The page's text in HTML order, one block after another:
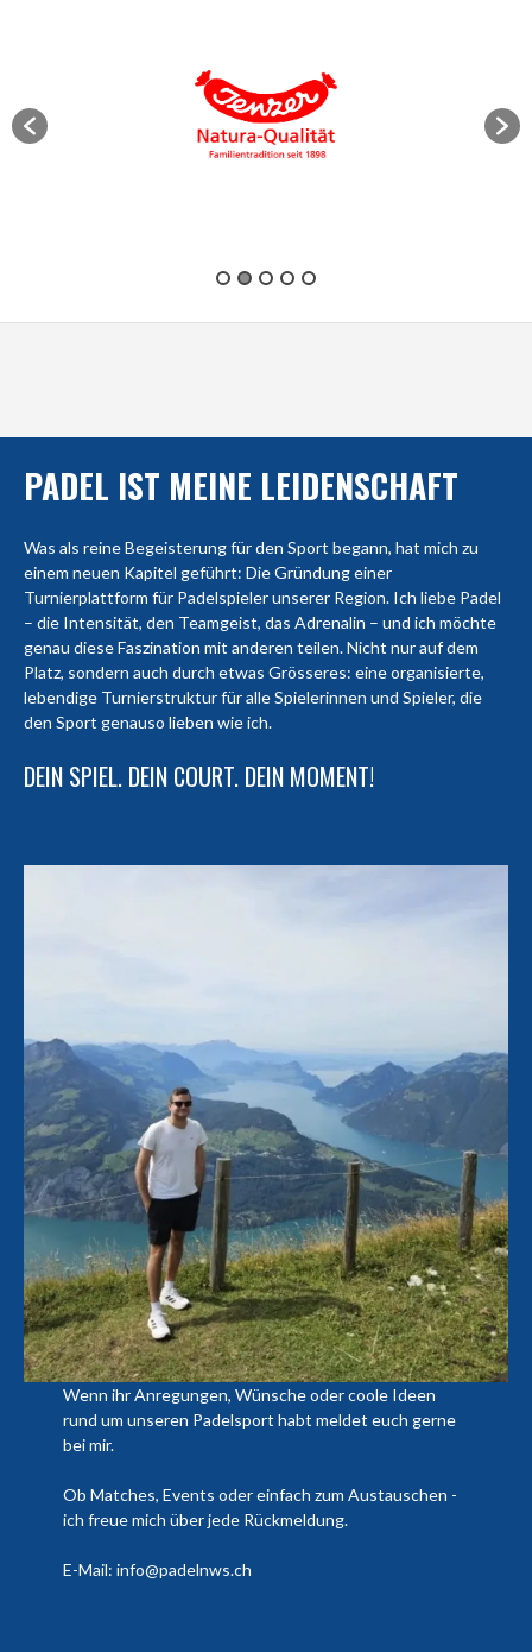
PADEL IST MEINE LEIDENSCHAFT
Was als reine Begeisterung für den Sport begann, hat mich zu
einem neuen Kapitel geführt: Die Gründung einer
Turnierplattform für Padelspieler unserer Region. Ich liebe Padel
– die Intensität, den Teamgeist, das Adrenalin – und ich möchte
genau diese Faszination mit anderen teilen. Nicht nur auf dem
Platz, sondern auch durch etwas Grösseres: eine organisierte,
lebendige Turnierstruktur für alle Spielerinnen und Spieler, die
den Sport genauso lieben wie ich.
DEIN SPIEL. DEIN COURT. DEIN MOMENT!
Wenn ihr Anregungen, Wünsche oder coole Ideen
rund um unseren Padelsport habt meldet euch gerne
bei mir.
Ob Matches, Events oder einfach zum Austauschen -
ich freue mich über jede Rückmeldung.
E-Mail: info@padelnws.ch